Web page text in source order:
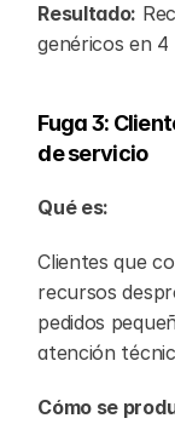
Resultado:
genéricos en 4
Fuga 3:
de servicio
Qué es:
Clientes que
recursos
pedidos
atención
Cómo se